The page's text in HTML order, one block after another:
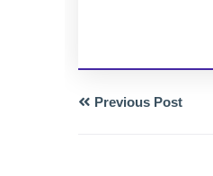
Previous Post